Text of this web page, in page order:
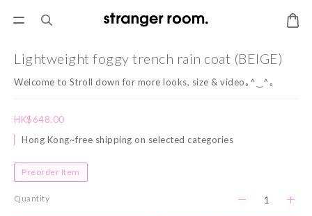
Lightweight foggy trench rain coat (BEIGE)
Welcome to Stroll down for more looks, size & video｡^‿^｡
HK$648.00
Hong Kong~free shipping on selected categories
Preorder Item
Quantity